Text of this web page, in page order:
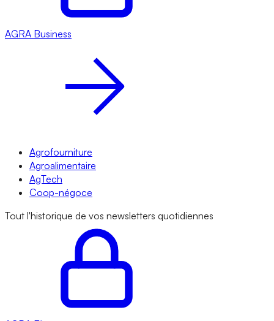
AGRA Business
Agrofourniture
Agroalimentaire
AgTech
Coop-négoce
Tout l'historique de vos newsletters quotidiennes